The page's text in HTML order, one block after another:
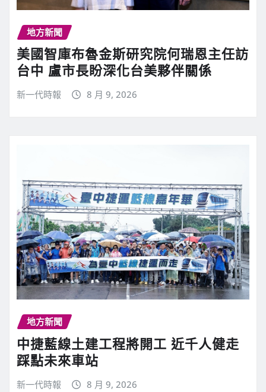
地方新聞
美國智庫布魯金斯研究院何瑞恩主任訪
台中 盧市長盼深化台美夥伴關係
新一代時報 8 月 9, 2026
地方新聞
中捷藍線土建工程將開工 近千人健走
踩點未來車站
新一代時報 8 月 9, 2026